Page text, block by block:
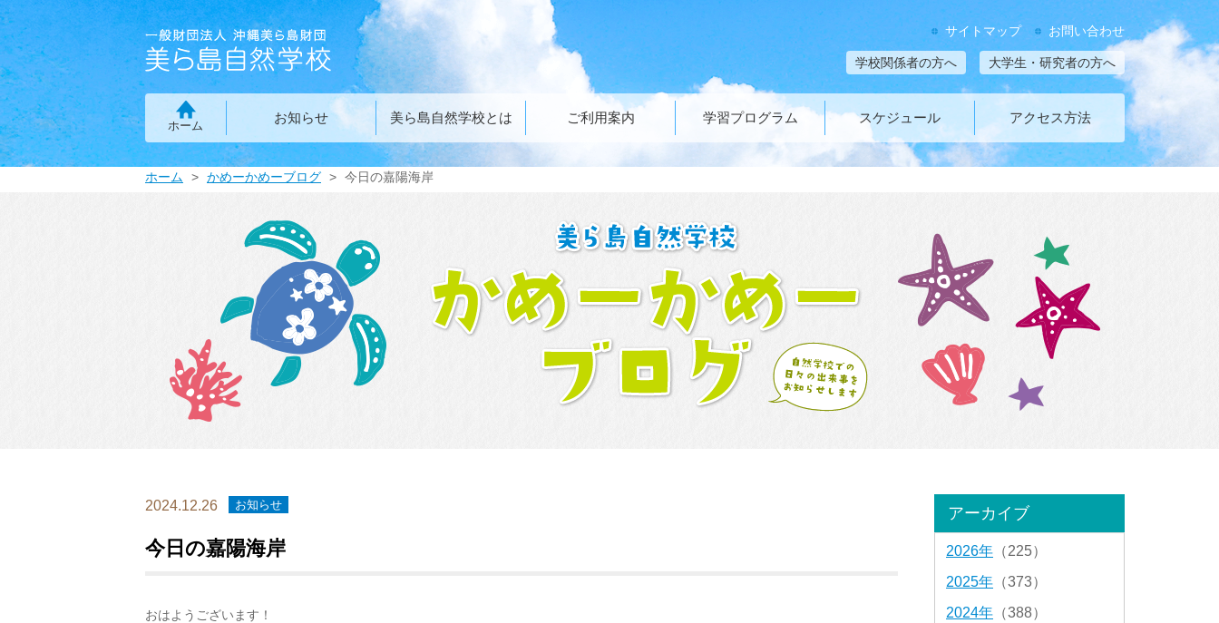
お問い合わせ
サイトマップ
大学生・研究者の方へ
学校関係者の方へ
ホーム
お知らせ 美ら島自然学校とは ご利用案内 学習プログラム スケジュール アクセス方法
ホーム かめーかめーブログ 今日の嘉陽海岸
2024.12.26 お知らせ
今日の嘉陽海岸
おはようございます！
アーカイブ
2026年 （225）
2025年 （373）
2024年 （388）